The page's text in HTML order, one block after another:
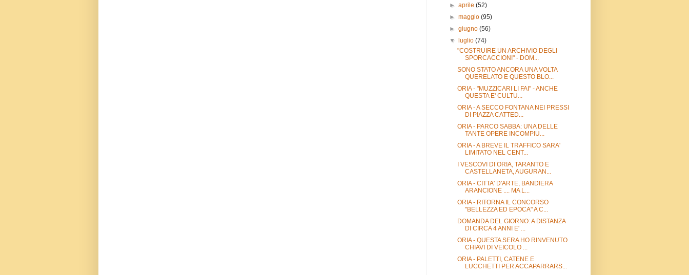
►aprile(52)
►maggio(95)
►giugno(56)
▼luglio(74)
"COSTRUIRE UN ARCHIVIO DEGLI
SPORCACCIONI" - DOM...
SONO STATO ANCORA UNA VOLTA
QUERELATO E QUESTO BLO...
ORIA - "MUZZICARI LI FAI" - ANCHE
QUESTA E' CULTU...
ORIA - A SECCO FONTANA NEI PRESSI
DI PIAZZA CATTED...
ORIA - PARCO SABBA: UNA DELLE
TANTE OPERE INCOMPIU...
ORIA - A BREVE IL TRAFFICO SARA'
LIMITATO NEL CENT...
I VESCOVI DI ORIA, TARANTO E
CASTELLANETA, AUGURAN...
ORIA - CITTA' D'ARTE, BANDIERA
ARANCIONE .... MA L...
ORIA - RITORNA IL CONCORSO
"BELLEZZA ED EPOCA" A C...
DOMANDA DEL GIORNO: A DISTANZA
DI CIRCA 4 ANNI E' ...
ORIA - QUESTA SERA HO RINVENUTO
CHIAVI DI VEICOLO ...
ORIA - PALETTI, CATENE E
LUCCHETTI PER ACCAPARRARS...